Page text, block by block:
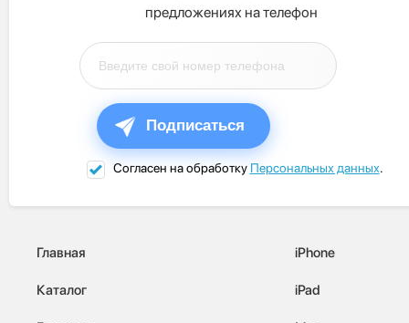
предложениях на телефон
Подписаться
Согласен на обработку Персональных данных.
Главная
Каталог
iPhone
iPad